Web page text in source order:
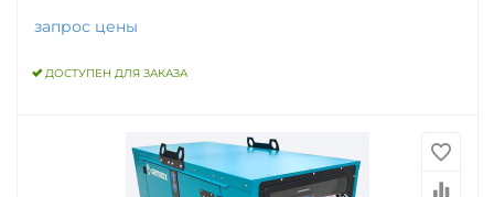
запрос цены
ДОСТУПЕН ДЛЯ ЗАКАЗА